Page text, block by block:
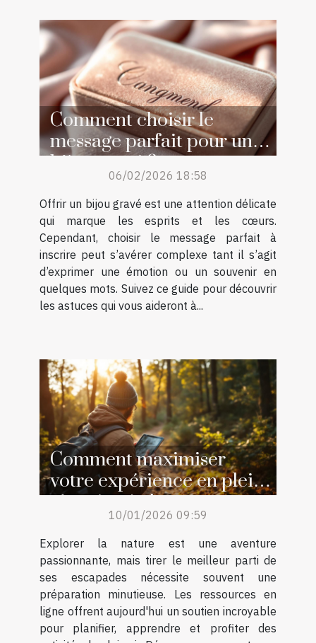
Comment choisir le
message parfait pour un
bijou gravé ?
06/02/2026 18:58
Offrir un bijou gravé est une attention délicate
qui marque les esprits et les cœurs.
Cependant, choisir le message parfait à
inscrire peut s’avérer complexe tant il s’agit
d’exprimer une émotion ou un souvenir en
quelques mots. Suivez ce guide pour découvrir
les astuces qui vous aideront à...
Comment maximiser
votre expérience en plein
air grâce à des ressources
en ligne ?10/01/2026 09:59
Explorer la nature est une aventure
passionnante, mais tirer le meilleur parti de
ses escapades nécessite souvent une
préparation minutieuse. Les ressources en
ligne offrent aujourd'hui un soutien incroyable
pour planifier, apprendre et profiter des